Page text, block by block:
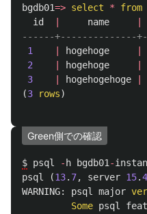
bgdb01=> select * from
id
name
------+--------------
1
hogehoge
2
hogehoge
3
hogehogehoge
(3 rows)
Green側での確認
$ psql - h bgdb01-
psql
(13. 7, server 15.4
WARNING: psql major
Some psql